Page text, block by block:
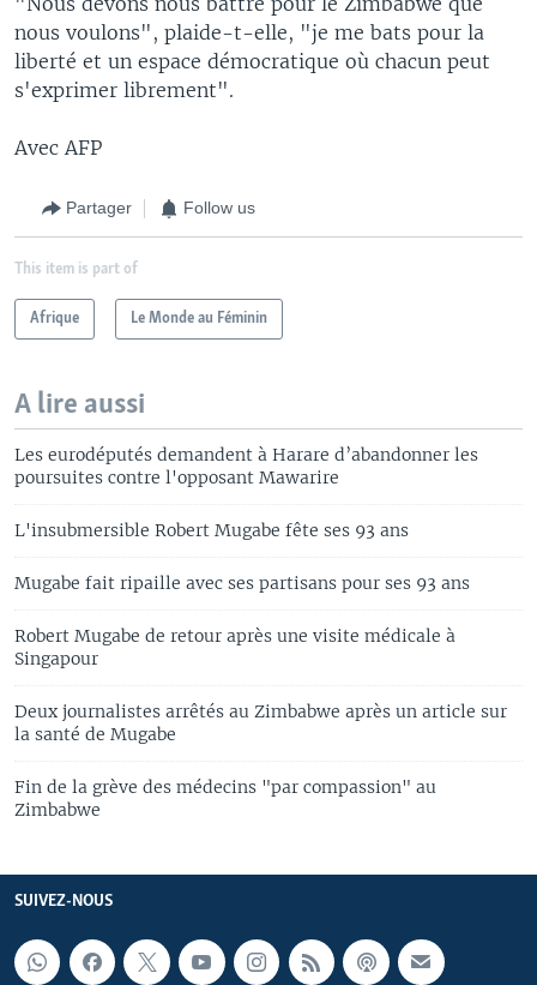
nous voulons", plaide-t-elle, "je me bats pour la
liberté et un espace démocratique où chacun peut
s'exprimer librement".
Avec AFP
Partager Follow us
This item is part of
Afrique Le Monde au Féminin
A lire aussi
Les eurodéputés demandent à Harare d’abandonner les
poursuites contre l'opposant Mawarire
L'insubmersible Robert Mugabe fête ses 93 ans
Mugabe fait ripaille avec ses partisans pour ses 93 ans
Robert Mugabe de retour après une visite médicale à
Singapour
Deux journalistes arrêtés au Zimbabwe après un article sur
la santé de Mugabe
Fin de la grève des médecins "par compassion" au
Zimbabwe
SUIVEZ-NOUS